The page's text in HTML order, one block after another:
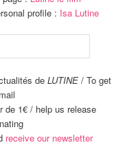
profile : Isa Lutine
de LUTINE / To get
de 1€ / help us release
receive our newsletter